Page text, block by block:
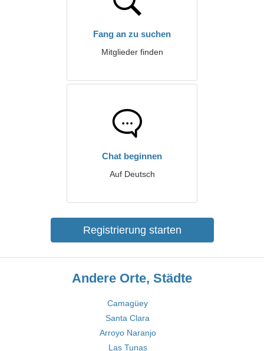
Fang an zu suchen
Mitglieder finden
Chat beginnen
Auf Deutsch
Registrierung starten
Andere Orte, Städte
Camagüey
Santa Clara
Arroyo Naranjo
Las Tunas